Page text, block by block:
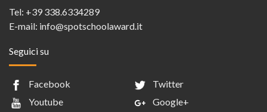
Tel: +39 338.6334289
E-mail: info@spotschoolaward.it
Seguici su
Facebook
Twitter
Youtube
Google+